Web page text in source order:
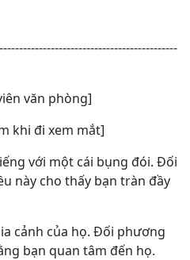
văn phòng]
khi đi xem mắt]
với một cái bụng đói. Đối
này cho thấy bạn tràn đầy
cảnh của họ. Đối phương
bạn quan tâm đến họ.